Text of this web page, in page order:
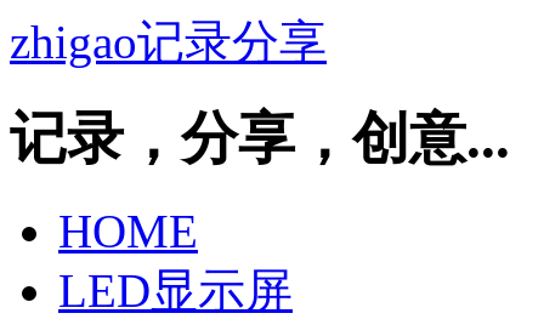
zhigao记录分享
记录，分享，创意...
HOME
LED显示屏